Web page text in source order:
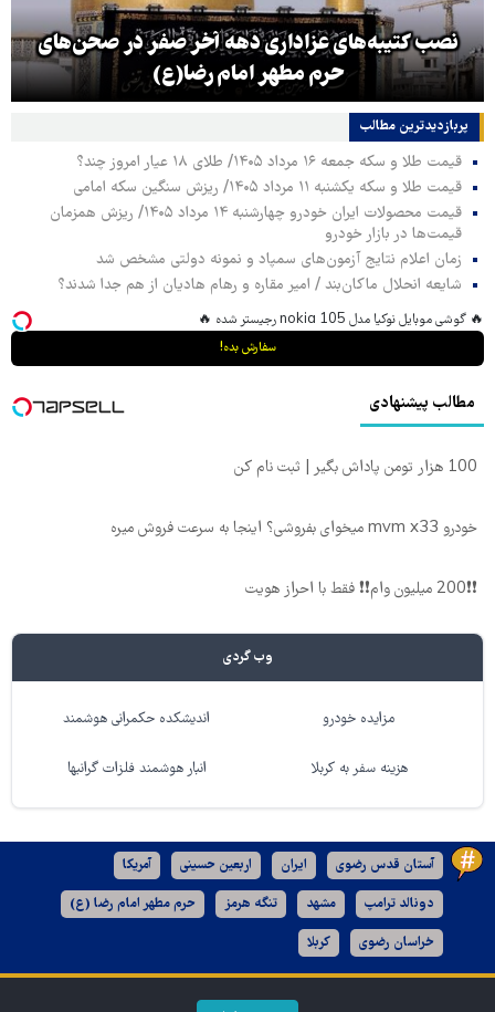
نصب کتیبه‌های عزاداری دهه آخر صفر در صحن‌های
حرم مطهر امام رضا(ع)
پربازدیدترین‌ مطالب
قیمت طلا و سکه جمعه ۱۶ مرداد ۱۴۰۵/ طلای ۱۸ عیار امروز چند؟
قیمت طلا و سکه یکشنبه ۱۱ مرداد ۱۴۰۵/ ریزش سنگین سکه امامی
قیمت محصولات ایران خودرو چهارشنبه ۱۴ مرداد ۱۴۰۵/ ریزش همزمان
قیمت‌ها در بازار خودرو
زمان اعلام نتایج آزمون‌های سمپاد و نمونه دولتی مشخص شد
شایعه انحلال ماکان‌بند / امیر مقاره و رهام هادیان از هم جدا شدند؟
🔥 گوشی موبایل نوکیا مدل nokia 105 رجیستر شده 🔥
سفارش بده!
مطالب پیشنهادی
100 هزار تومن پاداش بگیر | ثبت نام کن
خودرو mvm x33 میخوای بفروشی؟ اینجا به سرعت فروش میره
❗❗200 میلیون وام❗❗ فقط با احراز هویت
وب گردی
مزایده خودرو اندیشکده حکمرانی هوشمند
هزینه سفر به کربلا انبار هوشمند فلزات گرانبها
آستان قدس رضوی ایران اربعین حسینی آمریکا
دونالد ترامپ مشهد تنگه هرمز حرم مطهر امام رضا (ع)
خراسان رضوی کربلا